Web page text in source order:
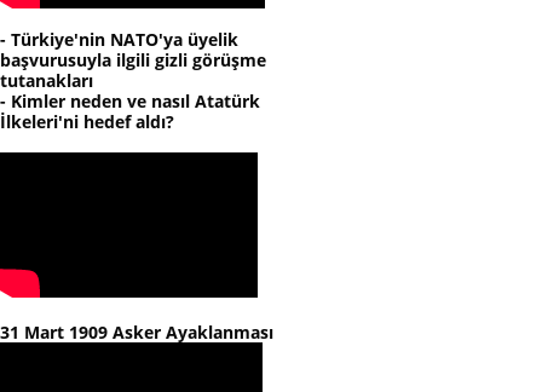
- Türkiye'nin NATO'ya üyelik
başvurusuyla ilgili gizli görüşme
tutanakları
- Kimler neden ve nasıl Atatürk
İlkeleri'ni hedef aldı?
31 Mart 1909 Asker Ayaklanması